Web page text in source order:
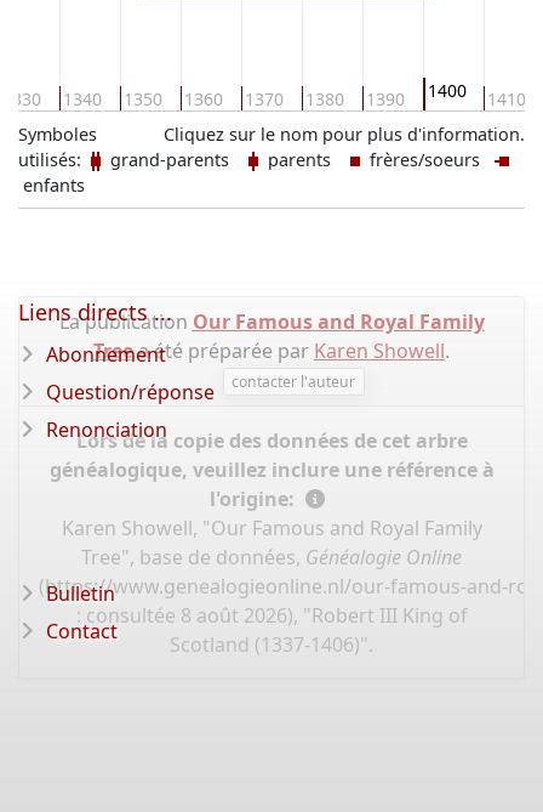
1330 1340 1350 1360 1370 1380 1390 1400 1410
Cliquez sur le nom pour plus d'information.
Symboles
utilisés:
grand-parents parents
frères/soeurs
enfants
La publication Our Famous and Royal Family
Treea été préparée par Karen Showell.
contacter l'auteur
Lors de la copie des données de cet arbre
généalogique, veuillez inclure une référence à
l'origine:
Karen Showell, "Our Famous and Royal Family
Tree", base de données, Généalogie Online
(https://www.genealogieonline.nl/our-famous-and-
: consultée 8 août 2026), "Robert III King of
Scotland (1337-1406)".
Liens directs ...
Abonnement
Question/réponse
Renonciation
Bulletin
Contact